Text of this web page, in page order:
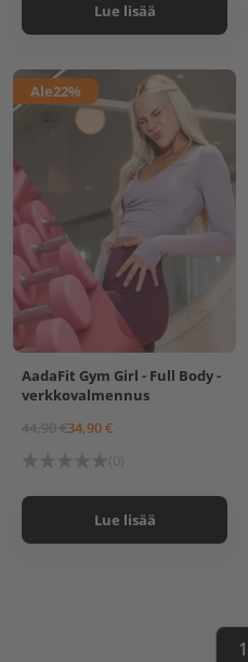
Lue lisää
Ale22%
AadaFit Gym Girl - Full Body -
verkkovalmennus
44,90 €34,90 €
Lue lisää
1